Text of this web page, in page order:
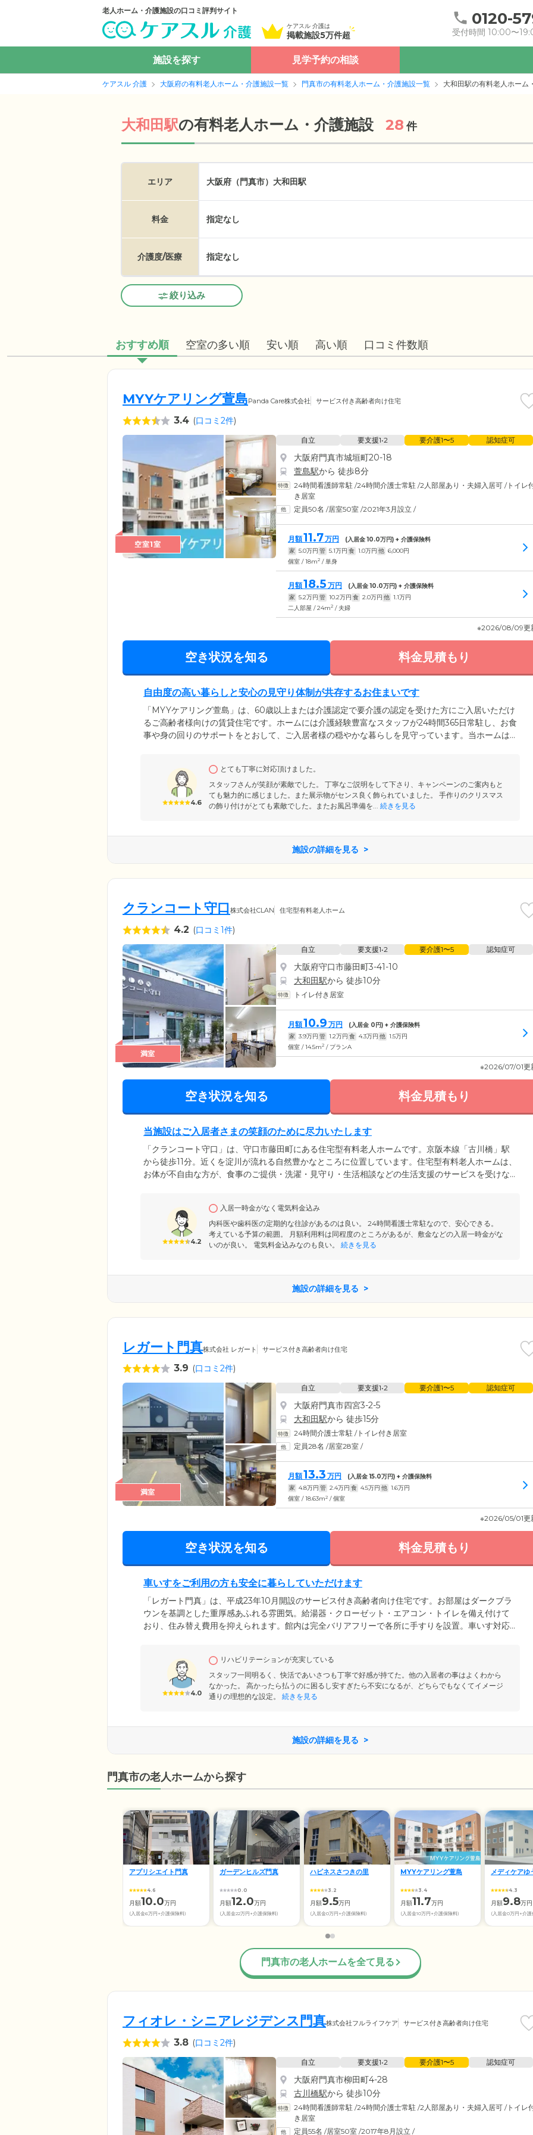
老人ホーム・介護施設の口コミ評判サイト
ケアスル 介護は
掲載施設5万件超
0120-
受付時間 10:00〜
施設を探す 見学予約の相談
ケアスル 介護 大阪府の有料老人ホーム・介護施設一覧 門真市の有料老人ホーム・介護施設一覧 大和田駅の有料老人ホーム
大和田駅の有料老人ホーム・介護施設 28 件
エリア 大阪府（門真市） 大和田駅
料金 指定なし
介護度/医療 指定なし
絞り込み
おすすめ順 空室の多い順 安い順 高い順 口コミ件数順
MYYケアリング萱島Panda Care株式会社 サービス付き高齢者向け住宅
3.4 (口コミ2件)
空室1室
自立 要支援1•2 要介護1〜5 認知症可
大阪府門真市城垣町20-18
萱島駅から 徒歩8分
24時間看護師常駐 /24時間介護士常駐 /2人部屋あり・夫婦入居可 /トイレ
き居室
定員50名 /居室50室 /2021年3月設立 /
月額11.7万円 (入居金10.0万円) + 介護保険料
家 5.0万円 管 5.1万円 食 1.0万円 他 6,000円
個室 / 18m2 / 単身
月額18.5 万円 (入居金10.0万円) + 介護保険料
家 5.2万円 管 10.2万円 食 2.0万円 他 1.1万円
二人部屋 / 24m2 / 夫婦
※2026/08/09更
空き状況を知る 料金見積もり
自由度の高い暮らしと安心の見守り体制が共存するお住まいです
「MYYケアリング萱島」は、60歳以上または介護認定で要介護の認定を受けた方にご入居いただけ
るご高齢者様向けの賃貸住宅です。ホームには介護経験豊富なスタッフが24時間365日常駐し、お食
事や身の回りのサポートをとおして、ご入居者様の穏やかな暮らしを見守っています。当ホームは
り、京阪本線「萱島」駅から徒歩9分とアクセス良好。ご家族様やご友人様も、お気軽にご入居者様
のお顔を見に来ていただけます。
4.6
とても丁寧に対応頂けました。
スタッフさんが笑顔が素敵でした。 丁寧なご説明をして下さり、キャンペーンのご案内もと
ても魅力的に感じました。また展示物がセンス良く飾られていました。 手作りのクリスマス
の飾り付けがとても素敵でした。またお風呂準備を...
続きを見る
施設の詳細を見る
クランコート守口 株式会社CLAN 住宅型有料老人ホーム
4.2 (口コミ1件)
満室
自立 要支援1•2 要介護1〜5 認知症可
大阪府守口市藤田町3-41-10
大和田駅から 徒歩10分
トイレ付き居室
月額10.9 万円 (入居金 0円) + 介護保険料
家 3.9万円 管 1.2万円 食 4.3万円 他 1.5万円
個室 / 14.5m2 / プランA
※2026/07/01更
空き状況を知る 料金見積もり
当施設はご入居者さまの笑顔のために尽力いたします
「クランコート守口」は、守口市藤田町にある住宅型有料老人ホームです。京阪本線「古川橋」駅
から徒歩11分。近くを淀川が流れる自然豊かなところに位置しています。住宅型有料老人ホームは、
お体が不自由な方が、食事のご提供・洗濯・見守り・生活相談などの生活支援のサービスを受けな
た、看取りケアを実施。ご入居者さまの尊厳を守りながら、最期までお世話をさせていただきます
ので、ご家族の方も安心してお任せください。
4.2
入居一時金がなく電気料金込み
内科医や歯科医の定期的な往診があるのは良い。 24時間看護士常駐なので、安心できる。
考えている予算の範囲。 月額利用料は同程度のところがあるが、敷金などの入居一時金がな
いのが良い。 電気料金込みなのも良い。
続きを見る
施設の詳細を見る
レガート門真株式会社 レガート サービス付き高齢者向け住宅
3.9 (口コミ2件)
満室
自立 要支援1•2 要介護1〜5 認知症可
大阪府門真市四宮3-2-5
大和田駅から 徒歩15分
24時間介護士常駐 /トイレ付き居室
定員28名 /居室28室 /
月額13.3 万円 (入居金15.0万円) + 介護保険料
家 4.8万円 管 2.4万円 食 4.5万円 他 1.6万円
個室 / 18.63m2 / 個室
※2026/05/01更
空き状況を知る 料金見積もり
車いすをご利用の方も安全に暮らしていただけます
「レガート門真」は、平成23年10月開設のサービス付き高齢者向け住宅です。お部屋はダークブラ
ウンを基調とした重厚感あふれる雰囲気。給湯器・クローゼット・エアコン・トイレを備え付けて
おり、住み替え費用を抑えられます。館内は完全バリアフリーで各所に手すりを設置。車いす対応
考慮したものをご提供。嚥下機能や消化器官に不安がある方向けに、刻み食やミキサー食にも対応
しています。
4.0
リハビリテーションが充実している
スタッフ一同明るく、快活であいさつも丁寧で好感が持てた。他の入居者の事はよくわから
なかった。 高かったら払うのに困るし安すぎたら不安になるが、どちらでもなくてイメージ
通りの理想的な設定。
続きを見る
施設の詳細を見る
門真市の老人ホームから探す
アプリシエイト門真
4.6
月額10.0万円
(入居金6万円+介護保険料)
ガーデンヒルズ門真
0.0
月額12.0万円
(入居金22万円+介護保険料)
ハピネスさつきの里
3.2
月額9.5万円
(入居金0万円+介護保険料)
MYYケアリング萱島
3.4
月額11.7万円
(入居金10万円+介護保険料)
メディケアゆ
4.3
月額9.8万円
(入居金0万円+介護
門真市の老人ホームを全て見る
フィオレ・シニアレジデンス門真株式会社フルライフケア サービス付き高齢者向け住宅
3.8 (口コミ2件)
自立 要支援1•2 要介護1〜5 認知症可
大阪府門真市柳田町4-28
古川橋駅から 徒歩10分
24時間看護師常駐 /24時間介護士常駐 /2人部屋あり・夫婦入居可 /トイレ
き居室
定員55名 /居室50室 /2017年8月設立 /